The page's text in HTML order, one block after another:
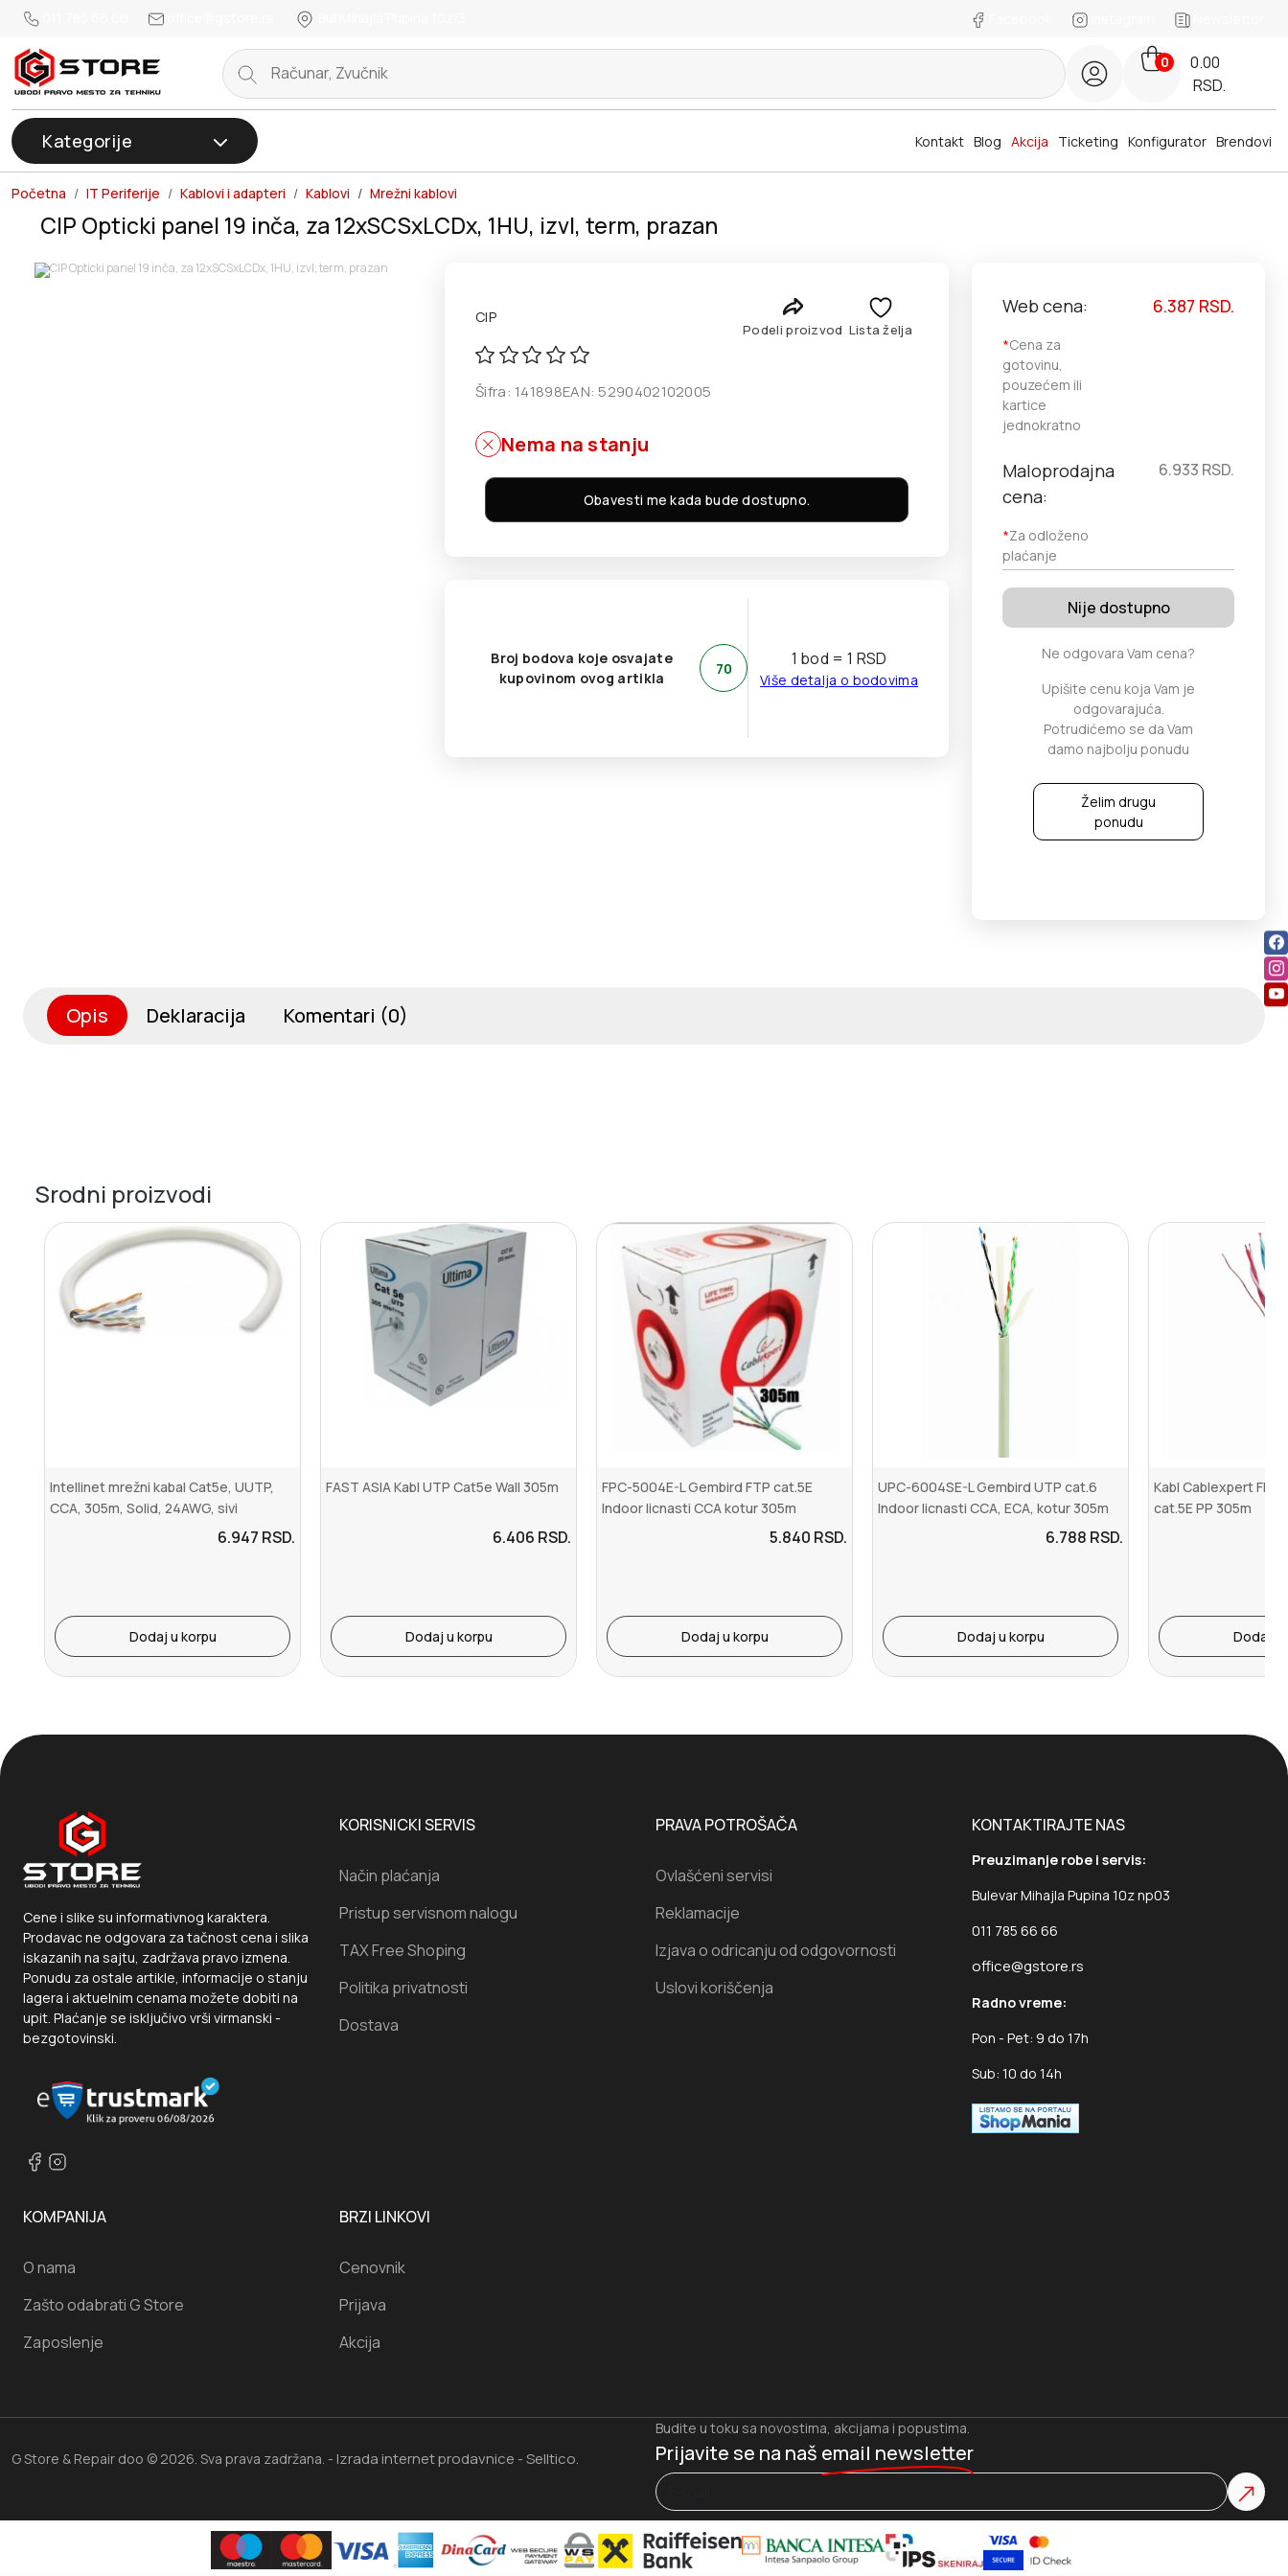
Instagram Newsletter
0
0.00
RSD.
Kategorije Brendovi
Blog Akcija
Kontakt Ticketing Konfigurator
Početna IT Periferije Kablovi i adapteri Kablovi Mrežni kablovi
CIP Opticki panel 19 inča, za 12xSCSxLCDx, 1HU, izvl, term, prazan
CIP
Podeli proizvod Lista želja
Šifra: 141898EAN:5290402102005
Nema na stanju
Obavesti me kada bude dostupno.
Broj bodova koje osvajate
kupovinom ovog artikla
70 1 bod = 1 RSD
Više detalja o bodovima
Web cena:
*Cena za
gotovinu,
pouzećem ili
kartice
jednokratno
6.387 RSD.
Maloprodajna
cena:
*Za odloženo
plaćanje
6.933 RSD.
Nije dostupno
Ne odgovara Vam cena?
Upišite cenu koja Vam je
odgovarajuća.
Potrudićemo se da Vam
damo najbolju ponudu
Želim drugu
ponudu
Opis Deklaracija Komentari (0)
Srodni proizvodi
Intellinet mrežni kabal Cat5e, UUTP,
CCA, 305m, Solid, 24AWG, sivi
6.947 RSD.
Dodaj u korpu
FAST ASIA Kabl UTP Cat5e Wall 305m
6.406 RSD.
Dodaj u korpu
FPC-5004E-L Gembird FTP cat.5E
Indoor licnasti CCA kotur 305m
5.840 RSD.
Dodaj u korpu
UPC-6004SE-L Gembird UTP cat.6
Indoor licnasti CCA, ECA, kotur 305m
6.788 RSD.
Dodaj u korpu
Kabl Cablexpert
cat.5E PP 305m
Dodaj u
Cene i slike su informativnog karaktera.
Prodavac ne odgovara za tačnost cena i slika
iskazanih na sajtu, zadržava pravo izmena.
Ponudu za ostale artikle, informacije o stanju
lagera i aktuelnim cenama možete dobiti na
upit. Plaćanje se isključivo vrši virmanski -
bezgotovinski.
KORISNICKI SERVIS
Način plaćanja
Pristup servisnom nalogu
TAX Free Shoping
Politika privatnosti
Dostava
PRAVA POTROŠAČA
Ovlašćeni servisi
Reklamacije
Izjava o odricanju od odgovornosti
Uslovi koriščenja
KONTAKTIRAJTE NAS
Preuzimanje robe i servis:
Bulevar Mihajla Pupina 10z np03
011 785 66 66
office@gstore.rs
Radno vreme:
Pon - Pet: 9 do 17h
Sub: 10 do 14h
KOMPANIJA
O nama
Zašto odabrati G Store
Zaposlenje
BRZI LINKOVI
Cenovnik
Prijava
Akcija
G Store & Repair doo © 2026. Sva prava zadržana. - Izrada internet prodavnice - Selltico.
Budite u toku sa novostima, akcijama i popustima.
Prijavite se na naš email newsletter